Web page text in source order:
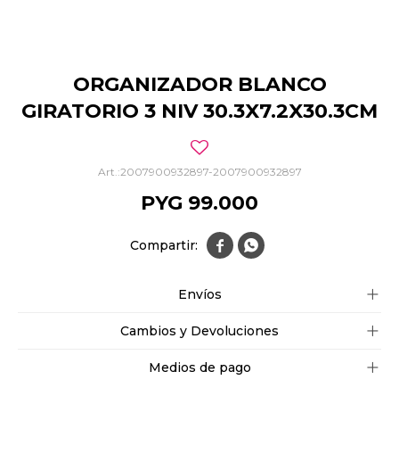
ORGANIZADOR BLANCO
GIRATORIO 3 NIV 30.3X7.2X30.3CM
2007900932897-2007900932897
PYG 99.000
 
Envíos
Cambios y Devoluciones
Medios de pago